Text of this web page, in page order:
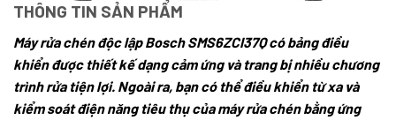
THÔNG TIN SẢN PHẨM
Máy rửa chén độc lập Bosch SMS6ZCI37Q có bảng điều
khiển được thiết kế dạng cảm ứng và trang bị nhiều chương
trình rửa tiện lợi. Ngoài ra, bạn có thể điều khiển từ xa và
kiểm soát điện năng tiêu thụ của máy rửa chén bằng ứng